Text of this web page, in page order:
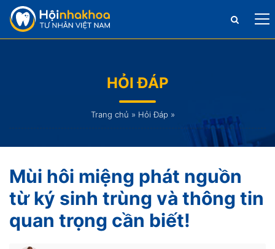
HỎI ĐÁP
Trang chủ » Hỏi Đáp »
Mùi hôi miệng phát nguồn
từ ký sinh trùng và thông tin
quan trọng cần biết!